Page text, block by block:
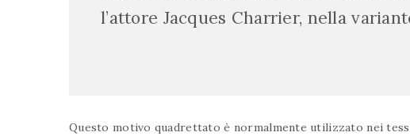
l’attore Jacques Charrier, nella
Questo motivo quadrettato è normalmente utilizzato nei